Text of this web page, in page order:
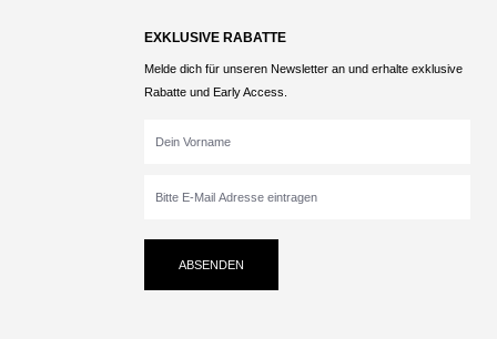
EXKLUSIVE RABATTE
Melde dich für unseren Newsletter an und erhalte exklusive
Rabatte und Early Access.
ABSENDEN